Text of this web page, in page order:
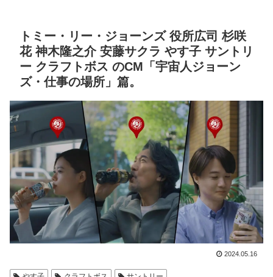
トミー・リー・ジョーンズ 役所広司 杉咲
花 神木隆之介 安藤サクラ やす子 サントリ
ー クラフトボス のCM「宇宙人ジョーン
ズ・仕事の場所」篇。
2024.05.16